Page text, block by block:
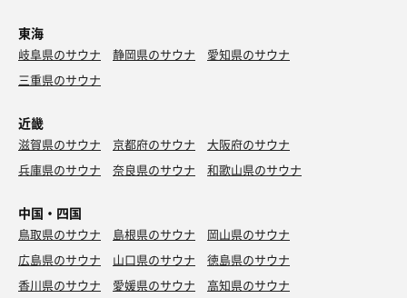
東海
岐阜県のサウナ 静岡県のサウナ
愛知県のサウナ
三重県のサウナ
近畿
滋賀県のサウナ 京都府のサウナ
大阪府のサウナ
兵庫県のサウナ
奈良県のサウナ 和歌山県のサウナ
中国・四国
鳥取県のサウナ 島根県のサウナ
岡山県のサウナ
広島県のサウナ
山口県のサウナ
徳島県のサウナ
香川県のサウナ
愛媛県のサウナ 高知県のサウナ